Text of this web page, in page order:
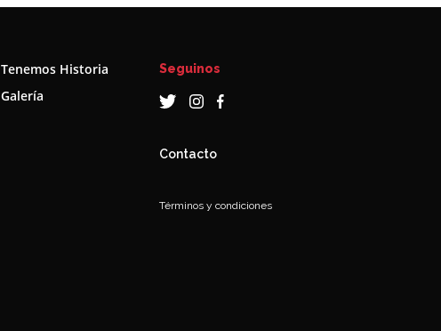
Tenemos Historia
Galería
Seguinos
Contacto
Términos y condiciones